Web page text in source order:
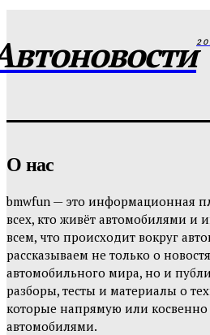
О нас
bmwfun — это информационная
всех, кто живёт автомобилями и
всем, что происходит вокруг
рассказываем не только о
автомобильного мира, но и
разборы, тесты и материалы о
которые напрямую или косвенно
автомобилями.